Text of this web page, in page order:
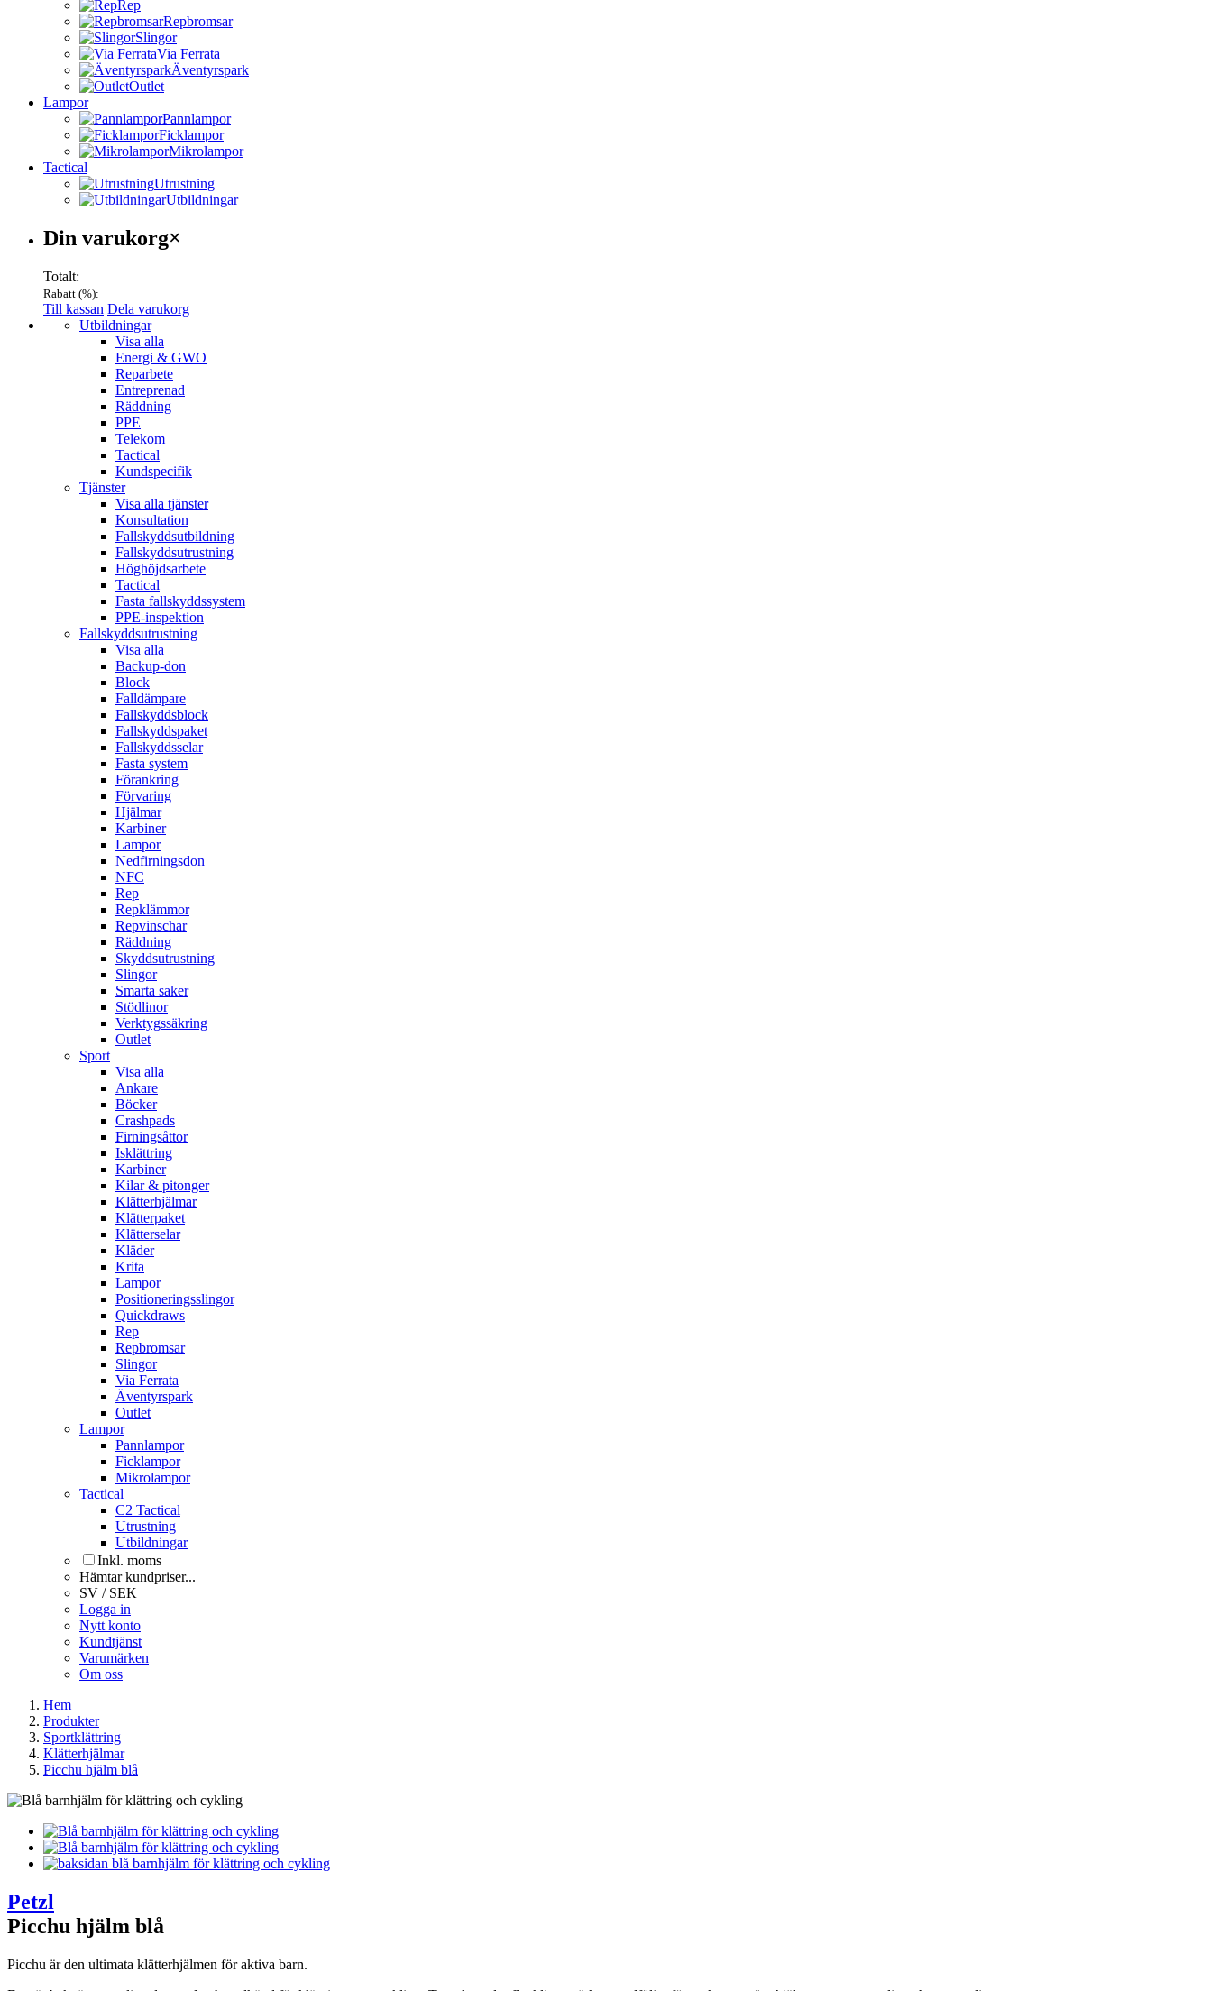
Rep
Repbromsar
Slingor
Via Ferrata
Äventyrspark
Outlet
Lampor
Pannlampor
Ficklampor
Mikrolampor
Tactical
Utrustning
Utbildningar
Varukorg
Din varukorg×
Totalt:
Rabatt (%):
Till kassan Dela varukorg
Menu Utbildningar
Visa alla
Energi & GWO
Reparbete
Entreprenad
Räddning
PPE
Telekom
Tactical
Kundspecifik
Tjänster
Visa alla tjänster
Konsultation
Fallskyddsutbildning
Fallskyddsutrustning
Höghöjdsarbete
Tactical
Fasta fallskyddssystem
PPE-inspektion
Fallskyddsutrustning
Visa alla
Backup-don
Block
Falldämpare
Fallskyddsblock
Fallskyddspaket
Fallskyddsselar
Fasta system
Förankring
Förvaring
Hjälmar
Karbiner
Lampor
Nedfirningsdon
NFC
Rep
Repklämmor
Repvinschar
Räddning
Skyddsutrustning
Slingor
Smarta saker
Stödlinor
Verktygssäkring
Outlet
Sport
Visa alla
Ankare
Böcker
Crashpads
Firningsåttor
Isklättring
Karbiner
Kilar & pitonger
Klätterhjälmar
Klätterpaket
Klätterselar
Kläder
Krita
Lampor
Positioneringsslingor
Quickdraws
Rep
Repbromsar
Slingor
Via Ferrata
Äventyrspark
Outlet
Lampor
Pannlampor
Ficklampor
Mikrolampor
Tactical
C2 Tactical
Utrustning
Utbildningar
Inkl. moms
Hämtar kundpriser...
SV / SEK
Logga in
Nytt konto
Kundtjänst
Varumärken
Om oss
Hem
Produkter
Sportklättring
Klätterhjälmar
Picchu hjälm blå
Petzl
Picchu hjälm blå
Picchu är den ultimata klätterhjälmen för aktiva barn.